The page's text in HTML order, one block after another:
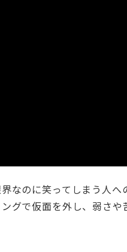
なのに笑ってしまう人
グで仮面を外し、弱さ